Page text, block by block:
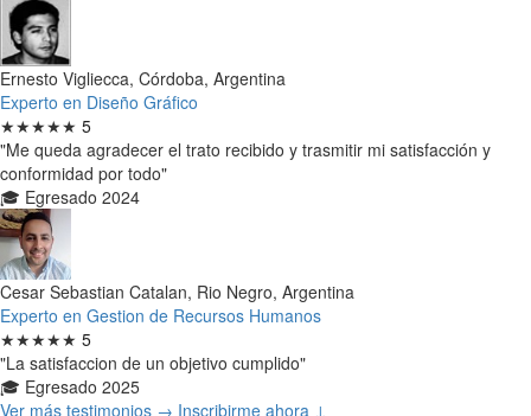
Ernesto Vigliecca, Córdoba, Argentina
Experto en Diseño Gráfico
★★★★★ 5
"Me queda agradecer el trato recibido y trasmitir mi satisfacción y
conformidad por todo"
🎓 Egresado 2024
Cesar Sebastian Catalan, Rio Negro, Argentina
Experto en Gestion de Recursos Humanos
★★★★★ 5
"La satisfaccion de un objetivo cumplido"
🎓 Egresado 2025
Ver más testimonios → Inscribirme ahora ↓